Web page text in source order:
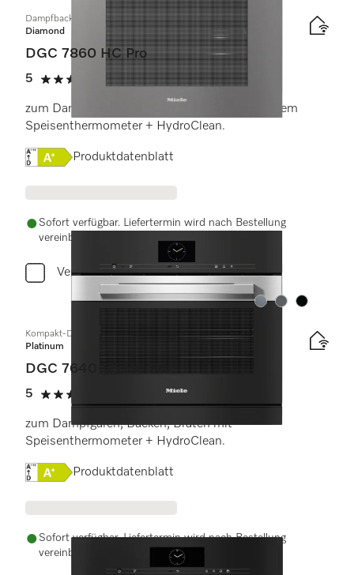
Dampfbackofen
Diamond
DGC 7860 HC Pro
5
5 von 5 Sternen
zum Dampfgaren, Backen, Braten mit kabellosem
Speisenthermometer + HydroClean.
Onlinelabel Image, Energielabel
Produktdatenblatt
Sofort verfügbar. Liefertermin wird nach Bestellung
vereinbart.
Vergleichen
Farbe:Farbe:Farbe:
Kompakt-Dampfbackofen
Platinum
DGC 7640-55 HC Pro
5
5 von 5 Sternen
(1 Bewertung)
zum Dampfgaren, Backen, Braten mit
Speisenthermometer + HydroClean.
Onlinelabel Image, Energielabel
Produktdatenblatt
Sofort verfügbar. Liefertermin wird nach Bestellung
vereinbart.